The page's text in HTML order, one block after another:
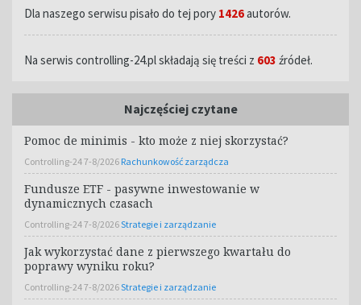
Dla naszego serwisu pisało do tej pory 1426autorów.
Na serwis controlling-24.pl składają się treści z 603 źródeł.
Najczęściej czytane
Pomoc de minimis - kto może z niej skorzystać?
Controlling-24 7-8/2026 Rachunkowość zarządcza
Fundusze ETF - pasywne inwestowanie w
dynamicznych czasach
Controlling-24 7-8/2026Strategie i zarządzanie
Jak wykorzystać dane z pierwszego kwartału do
poprawy wyniku roku?
Controlling-24 7-8/2026Strategie i zarządzanie